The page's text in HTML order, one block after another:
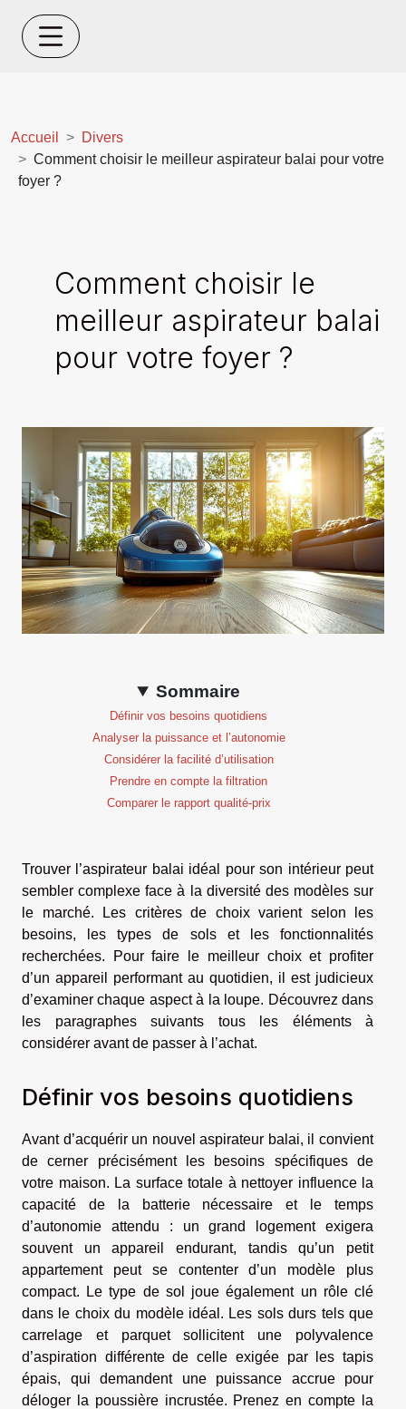
Accueil
Divers
Comment choisir le meilleur aspirateur balai pour votre
foyer ?
Comment choisir le
meilleur aspirateur balai
pour votre foyer ?
Sommaire
Définir vos besoins quotidiens
Analyser la puissance et l’autonomie
Considérer la facilité d’utilisation
Prendre en compte la filtration
Comparer le rapport qualité-prix
Trouver l’aspirateur balai idéal pour son intérieur peut
sembler complexe face à la diversité des modèles sur
le marché. Les critères de choix varient selon les
besoins, les types de sols et les fonctionnalités
recherchées. Pour faire le meilleur choix et profiter
d’un appareil performant au quotidien, il est judicieux
d’examiner chaque aspect à la loupe. Découvrez dans
les paragraphes suivants tous les éléments à
considérer avant de passer à l’achat.
Définir vos besoins quotidiens
Avant d’acquérir un nouvel aspirateur balai, il convient
de cerner précisément les besoins spécifiques de
votre maison. La surface totale à nettoyer influence la
capacité de la batterie nécessaire et le temps
d’autonomie attendu : un grand logement exigera
souvent un appareil endurant, tandis qu’un petit
appartement peut se contenter d’un modèle plus
compact. Le type de sol joue également un rôle clé
dans le choix du modèle idéal. Les sols durs tels que
carrelage et parquet sollicitent une polyvalence
d’aspiration différente de celle exigée par les tapis
épais, qui demandent une puissance accrue pour
déloger la poussière incrustée. Prenez en compte la